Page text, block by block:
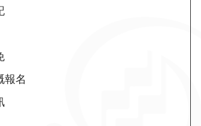
報名